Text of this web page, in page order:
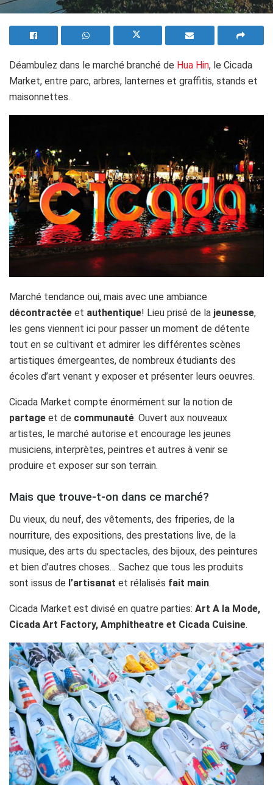
Déambulez dans le marché branché de Hua Hin, le Cicada
Market, entre parc, arbres, lanternes et graffitis, stands et
maisonnettes.
Marché tendance oui, mais avec une ambiance
décontractée et authentique! Lieu prisé de la jeunesse,
les gens viennent ici pour passer un moment de détente
tout en se cultivant et admirer les différentes scènes
artistiques émergeantes, de nombreux étudiants des
écoles d’art venant y exposer et présenter leurs oeuvres.
Cicada Market compte énormément sur la notion de
partage et de communauté. Ouvert aux nouveaux
artistes, le marché autorise et encourage les jeunes
musiciens, interprètes, peintres et autres à venir se
produire et exposer sur son terrain.
Mais que trouve-t-on dans ce marché?
Du vieux, du neuf, des vêtements, des friperies, de la
nourriture, des expositions, des prestations live, de la
musique, des arts du spectacles, des bijoux, des peintures
et bien d’autres choses… Sachez que tous les produits
sont issus de l’artisanat et rélalisés fait main.
Cicada Market est divisé en quatre parties: Art A la Mode,
Cicada Art Factory, Amphitheatre et Cicada Cuisine.